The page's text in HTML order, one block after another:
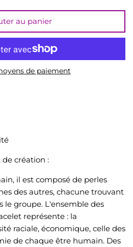
au panier
de paiement
création :
il est composé de perles
des autres, chacune trouvant
le groupe. L'ensemble des
représente : la
raciale, économique, celle des
de chaque être humain. Des